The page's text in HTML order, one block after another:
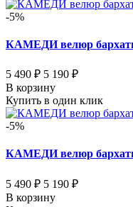
-5%
КАМЕДИ велюр
5 490 ₽ 5 190 ₽
В корзину
Купить в один клик
-5%
КАМЕДИ велюр
5 490 ₽ 5 190 ₽
В корзину